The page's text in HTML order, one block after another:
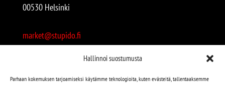
Hallinnoi suostumusta
Parhaan kokemuksen tarjoamiseksi käytämme teknologioita, kuten evästeitä, tallentaaksemme
00530 Helsinki
market@stupido.fi
Avoinna: